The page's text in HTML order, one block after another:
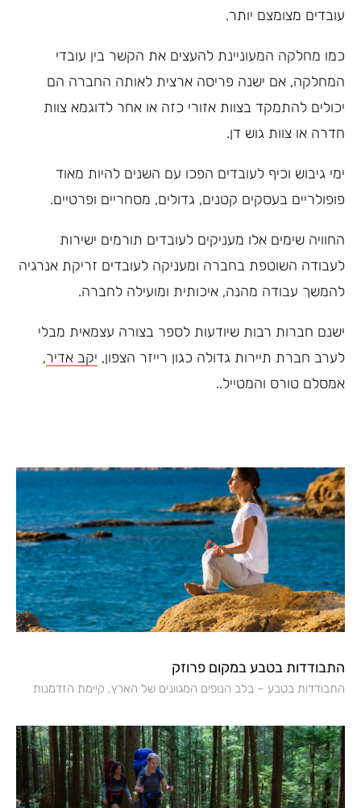
עובדים מצומצם יותר.
כמו מחלקה המעוניינת להעצים את הקשר בין עובדי
המחלקה, אם ישנה פריסה ארצית לאותה החברה הם
יכולים להתמקד בצוות אזורי כזה או אחר לדוגמא צוות
חדרה או צוות גוש דן.
ימי גיבוש וכיף לעובדים הפכו עם השנים להיות מאוד
פופולריים בעסקים קטנים, גדולים, מסחריים ופרטיים.
החוויה שימים אלו מעניקים לעובדים תורמים ישירות
לעבודה השוטפת בחברה ומעניקה לעובדים זריקת אנרגיה
להמשך עבודה מהנה, איכותית ומועילה לחברה.
ישנם חברות רבות שיודעות לספר בצורה עצמאית מבלי
לערב חברת תיירות גדולה כגון רייזר הצפון,יקב אדיר,
אמסלם טורס והמטייל..
התבודדות בטבע במקום פרוזק
התבודדות בטבע – בלב הנופים המגוונים של הארץ, קיימת הזדמנות